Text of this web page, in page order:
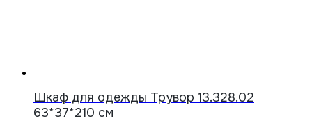
Шкаф для одежды Трувор 13.328.02
63*37*210 см